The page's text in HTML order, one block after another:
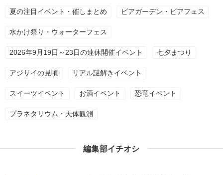
夏の注目イベント・催しまとめ ビアガーデン・ビアフェス
水かけ祭り・ウォーターフェス
2026年9月19日～23日の連休開催イベント 七夕まつり
アジサイの見頃 リアル謎解きイベント
スイーツイベント お酒イベント 恐竜イベント
プラネタリウム・天体観測
編集部イチオシ